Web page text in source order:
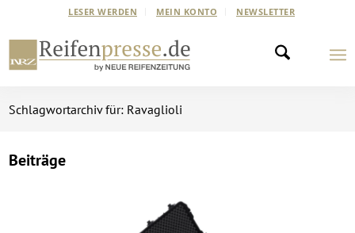
LESER WERDEN MEIN KONTO NEWSLETTER
Schlagwortarchiv für: Ravaglioli
Beiträge